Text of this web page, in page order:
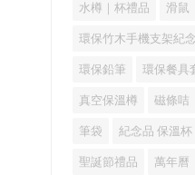
水樽｜杯禮品 滑鼠
環保竹木手機支架紀
環保鉛筆 環保餐具
真空保溫樽 磁條咭
筆袋 紀念品 保溫杯
聖誕節禮品 萬年曆